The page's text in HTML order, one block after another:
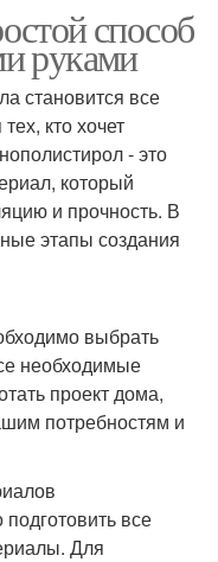
способ
руками
становится все
кто хочет
- это
который
и прочность. В
этапы создания
выбрать
необходимые
проект дома,
потребностям и
все
Для